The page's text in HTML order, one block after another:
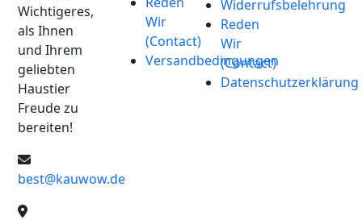
Wichtigeres,
als Ihnen
und Ihrem
geliebten
Haustier
Freude zu
bereiten!
best@kauwow.de
Wir
(Contact)
Versandbedingungen
Widerrufsbelehrung
Reden
Wir
(Contact)
Datenschutzerklärung